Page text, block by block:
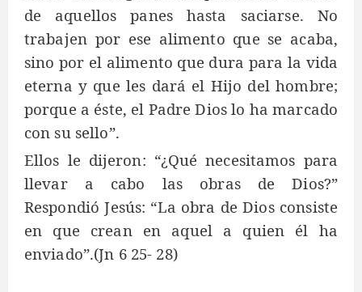
de aquellos panes hasta saciarse. No
trabajen por ese alimento que se acaba,
sino por el alimento que dura para la vida
eterna y que les dará el Hijo del hombre;
porque a éste, el Padre Dios lo ha marcado
con su sello”.
Ellos le dijeron: “¿Qué necesitamos para
llevar a cabo las obras de Dios?”
Respondió Jesús: “La obra de Dios consiste
en que crean en aquel a quien él ha
enviado”.(Jn 6 25- 28)